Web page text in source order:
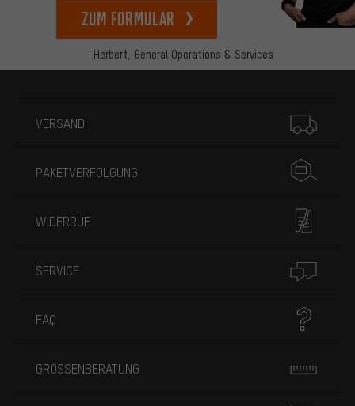
Herbert, General Operations & Services
zum Formular
VERSAND
PAKETVERFOLGUNG
WIDERRUF
SERVICE
FAQ
GRÖSSENBERATUNG